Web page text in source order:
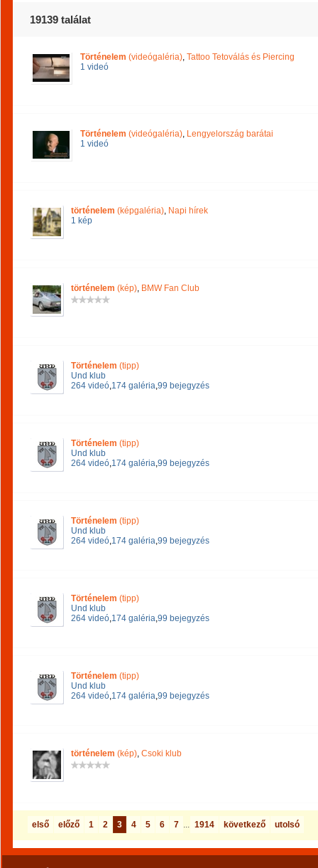
19139 találat
Történelem (videógaléria), Tattoo Tetoválás és Piercing
1 videó
Történelem (videógaléria), Lengyelország barátai
1 videó
történelem (képgaléria), Napi hírek
1 kép
történelem (kép), BMW Fan Club
Történelem (tipp)
Und klub
264 videó,174 galéria,99 bejegyzés
Történelem (tipp)
Und klub
264 videó,174 galéria,99 bejegyzés
Történelem (tipp)
Und klub
264 videó,174 galéria,99 bejegyzés
Történelem (tipp)
Und klub
264 videó,174 galéria,99 bejegyzés
Történelem (tipp)
Und klub
264 videó,174 galéria,99 bejegyzés
történelem (kép), Csoki klub
első előző 1 2 3 4 5 6 7 ... 1914 következő utolsó